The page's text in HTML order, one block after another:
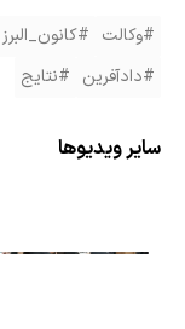
#وکالت #کانون_البرز
#دادآفرین #نتایج
سایر ویدیوها